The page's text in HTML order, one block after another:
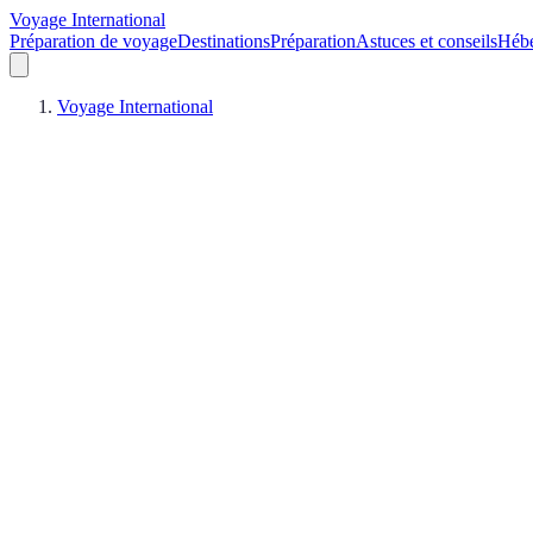
Voyage International
Préparation de voyageDestinationsPréparationAstuces et conseils
Voyage International